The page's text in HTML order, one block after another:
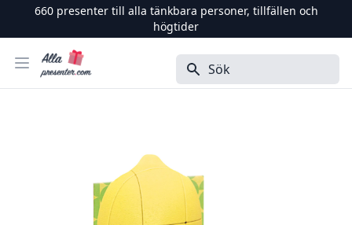
660presenter till alla tänkbara personer, tillfällen och
högtider
Öppna menyn
Alla Presenter Sök